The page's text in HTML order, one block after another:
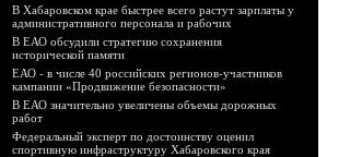
В Хабаровском крае быстрее всего растут зарплаты у
административного персонала и рабочих
В ЕАО обсудили стратегию сохранения
исторической памяти
ЕАО - в числе 40 российских регионов-участников
кампании «Продвижение безопасности»
В ЕАО значительно увеличены объемы дорожных
работ
Федеральный эксперт по достоинству оценил
спортивную инфраструктуру Хабаровского края